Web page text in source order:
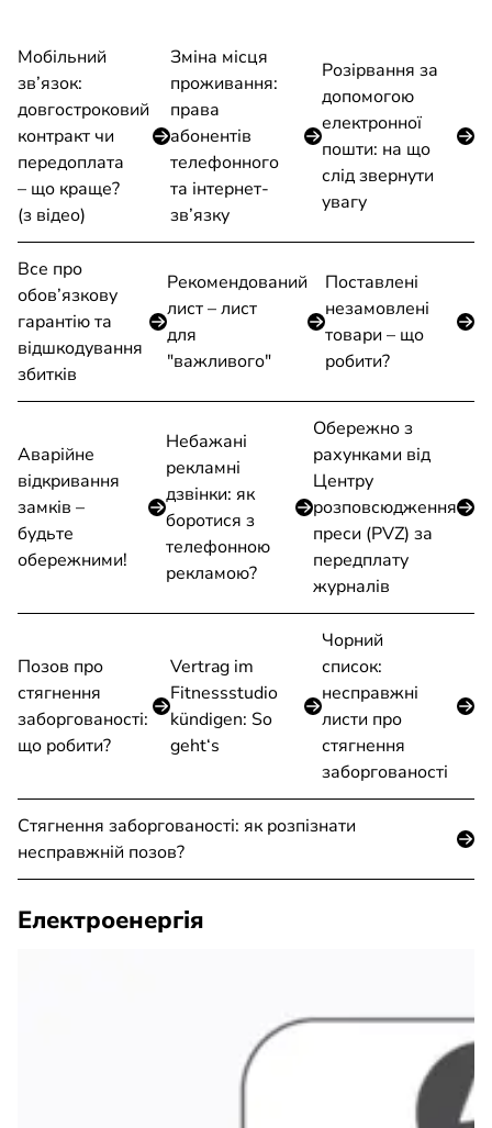
Мобільний
зв’язок:
довгостроковий
контракт чи
передоплата
– що краще?
(з вiдео)
Зміна місця
проживання:
права
абонентів
телефонного
та інтернет-
зв’язку
Розірвання за
допомогою
електронної
пошти: на що
слід звернути
увагу
Все про
обов’язкову
гарантію та
відшкодування
збитків
Рекомендований
лист – лист
для
"важливого"
Поставлені
незамовлені
товари – що
робити?
Аварійне
відкривання
замків –
будьте
обережними!
Небажані
рекламні
дзвінки: як
боротися з
телефонною
рекламою?
Обережно з
рахунками від
Центру
розповсюдження
преси (PVZ) за
передплату
журналів
Позов про
стягнення
заборгованості:
що робити?
Vertrag im
Fitnessstudio
kündigen: So
geht‘s
Чорний
список:
несправжні
листи про
стягнення
заборгованості
Стягнення заборгованості: як розпізнати
несправжній позов?
Електроенергія